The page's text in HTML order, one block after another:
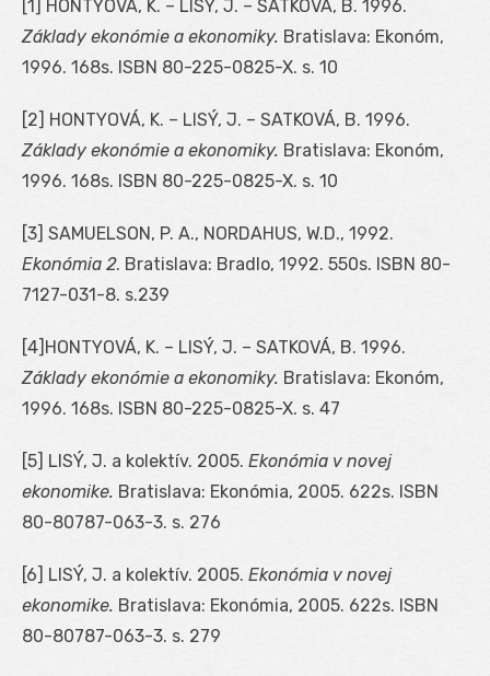
[1] HONTYOVÁ, K. – LISÝ, J. – SATKOVÁ, B. 1996.
Základy ekonómie a ekonomiky. Bratislava: Ekonóm,
1996. 168s. ISBN 80-225-0825-X. s. 10
[2] HONTYOVÁ, K. – LISÝ, J. – SATKOVÁ, B. 1996.
Základy ekonómie a ekonomiky. Bratislava: Ekonóm,
1996. 168s. ISBN 80-225-0825-X. s. 10
[3] SAMUELSON, P. A., NORDAHUS, W.D., 1992.
Ekonómia 2. Bratislava: Bradlo, 1992. 550s. ISBN 80-
7127-031-8. s.239
[4]HONTYOVÁ, K. – LISÝ, J. – SATKOVÁ, B. 1996.
Základy ekonómie a ekonomiky. Bratislava: Ekonóm,
1996. 168s. ISBN 80-225-0825-X. s. 47
[5] LISÝ, J. a kolektív. 2005. Ekonómia v novej
ekonomike. Bratislava: Ekonómia, 2005. 622s. ISBN
80-80787-063-3. s. 276
[6] LISÝ, J. a kolektív. 2005. Ekonómia v novej
ekonomike. Bratislava: Ekonómia, 2005. 622s. ISBN
80-80787-063-3. s. 279